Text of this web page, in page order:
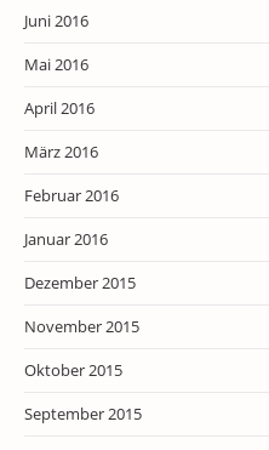
Juni 2016
Mai 2016
April 2016
März 2016
Februar 2016
Januar 2016
Dezember 2015
November 2015
Oktober 2015
September 2015